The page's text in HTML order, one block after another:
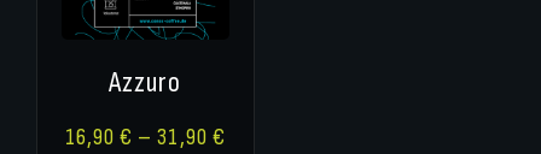
Azzuro
16,90€ –31,90 €